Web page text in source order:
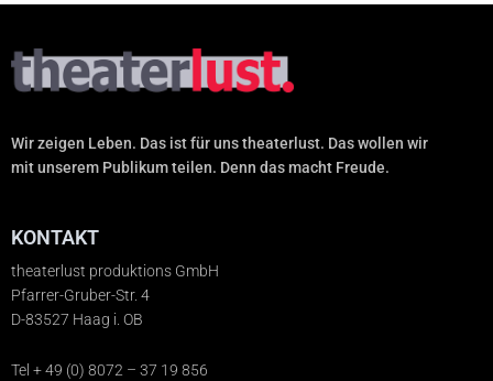
Wir zeigen Leben. Das ist für uns theaterlust. Das wollen wir
mit unserem Publikum teilen. Denn das macht Freude.
KONTAKT
theaterlust produktions GmbH
Pfarrer-Gruber-Str. 4
D-83527 Haag i. OB
Tel + 49 (0) 8072 – 37 19 856